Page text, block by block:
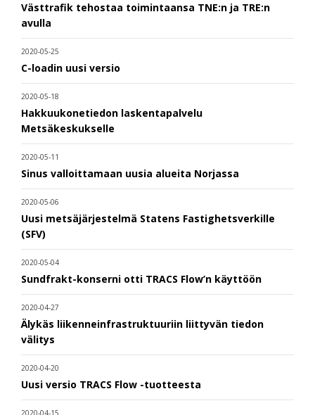
Västtrafik tehostaa toimintaansa TNE:n ja TRE:n
avulla
2020-05-25
C-loadin uusi versio
2020-05-18
Hakkuukonetiedon laskentapalvelu
Metsäkeskukselle
2020-05-11
Sinus valloittamaan uusia alueita Norjassa
2020-05-06
Uusi metsäjärjestelmä Statens Fastighetsverkille
(SFV)
2020-05-04
Sundfrakt-konserni otti TRACS Flow’n käyttöön
2020-04-27
Älykäs liikenneinfrastruktuuriin liittyvän tiedon
välitys
2020-04-20
Uusi versio TRACS Flow -tuotteesta